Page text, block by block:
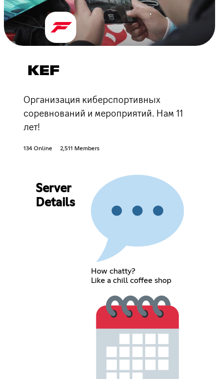
KEF
Организация киберспортивных
соревнований и мероприятий. Нам 11
лет!
134 Online 2,511 Members
Server
Details
How chatty?
Like a chill coffee shop